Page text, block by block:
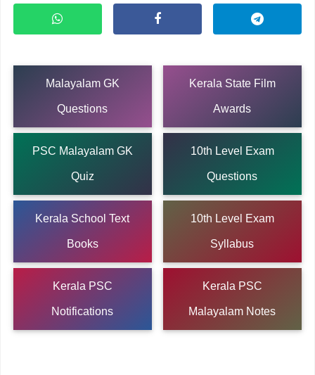
Malayalam GK
Questions
Kerala State Film
Awards
PSC Malayalam GK
Quiz
10th Level Exam
Questions
Kerala School Text
Books
10th Level Exam
Syllabus
Kerala PSC
Notifications
Kerala PSC
Malayalam Notes